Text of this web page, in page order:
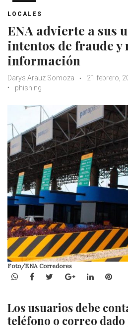
LOCALES
ENA advierte a sus
intentos de fraude y
información
Darys Arauz Somoza 21 febrero,
phishing
Foto/ENA Corredores
WhatsApp
Facebook
TwitterGoogle+LinkedIn
Los usuarios debe
teléfono o correo